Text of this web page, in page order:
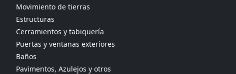
Movimiento de tierras
Estructuras
Cerramientos y tabiquería
Puertas y ventanas exteriores
Baños
Pavimentos, Azulejos y otros